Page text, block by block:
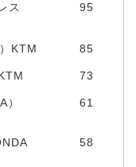
ス
95
KTM 85
73
）
61
58